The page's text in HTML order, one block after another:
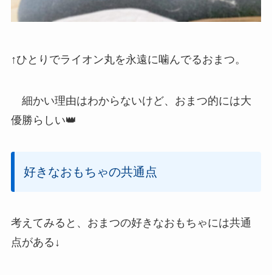
↑ひとりでライオン丸を永遠に噛んでるおまつ。
細かい理由はわからないけど、おまつ的には大
優勝らしい👑
好きなおもちゃの共通点
考えてみると、おまつの好きなおもちゃには共通
点がある↓